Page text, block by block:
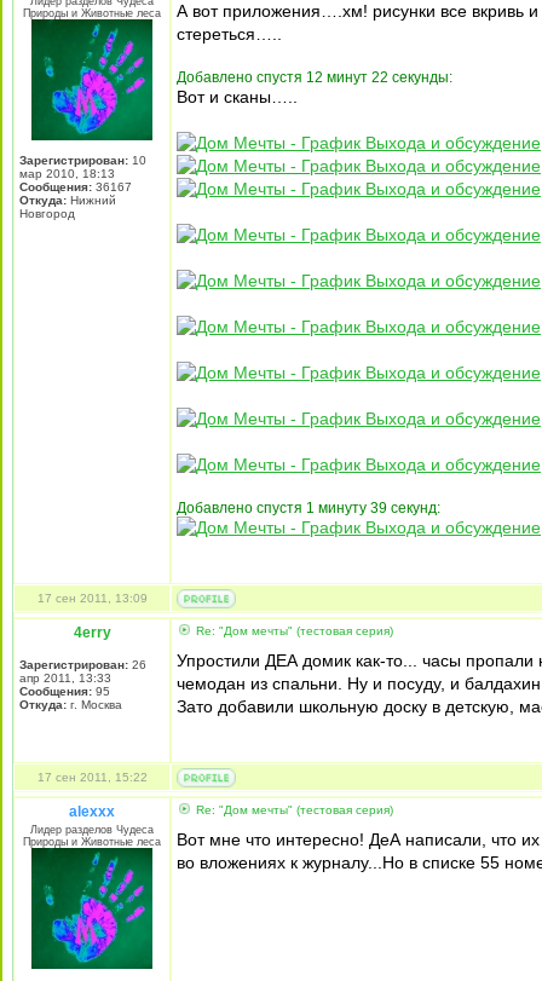
Природы и Животные леса
Зарегистрирован: 10
мар 2010, 18:13
Сообщения: 36167
Откуда: Нижний
Новгород
А вот приложения….хм! рисунки все вкривь
стереться…..
Добавлено спустя 12 минут 22 секунды:
Вот и сканы…..
Добавлено спустя 1 минуту 39 секунд:
17 сен 2011, 13:09
4erry
Зарегистрирован: 26
апр 2011, 13:33
Сообщения: 95
Откуда: г. Москва
Re: "Дом мечты" (тестовая серия)
Упростили ДЕА домик как-то... часы пропали
чемодан из спальни. Ну и посуду, и
Зато добавили школьную доску в детскую,
17 сен 2011, 15:22
alexxx
Лидер разделов Чудеса
Природы и Животные леса
Re: "Дом мечты" (тестовая серия)
Вот мне что интересно! ДеА написали, что
во вложениях к журналу...Но в списке 55